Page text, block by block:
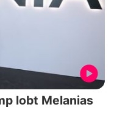
lobt Melanias